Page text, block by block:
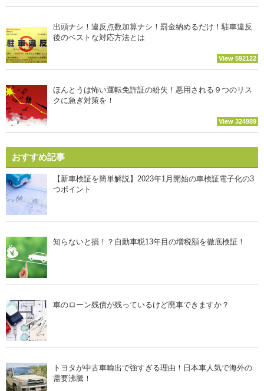
出頭ナシ！違反点数加算ナシ！罰金納めるだけ！駐車違反
後のベストな対応方法とは
View 592122
ほんとうは怖い運転免許証の紛失！悪用される９つのリス
クに急ぎ対策を！
View 324989
おすすめ記事
【新車検証を簡単解説】2023年1月開始の車検証電子化の3
つポイント
知らないと損！？自動車税13年目の増税額を徹底検証！
車のローン残債が残っているけど廃車できますか？
トヨタが中古車輸出で強すぎる理由！日本車人気で海外の
需要沸騰！